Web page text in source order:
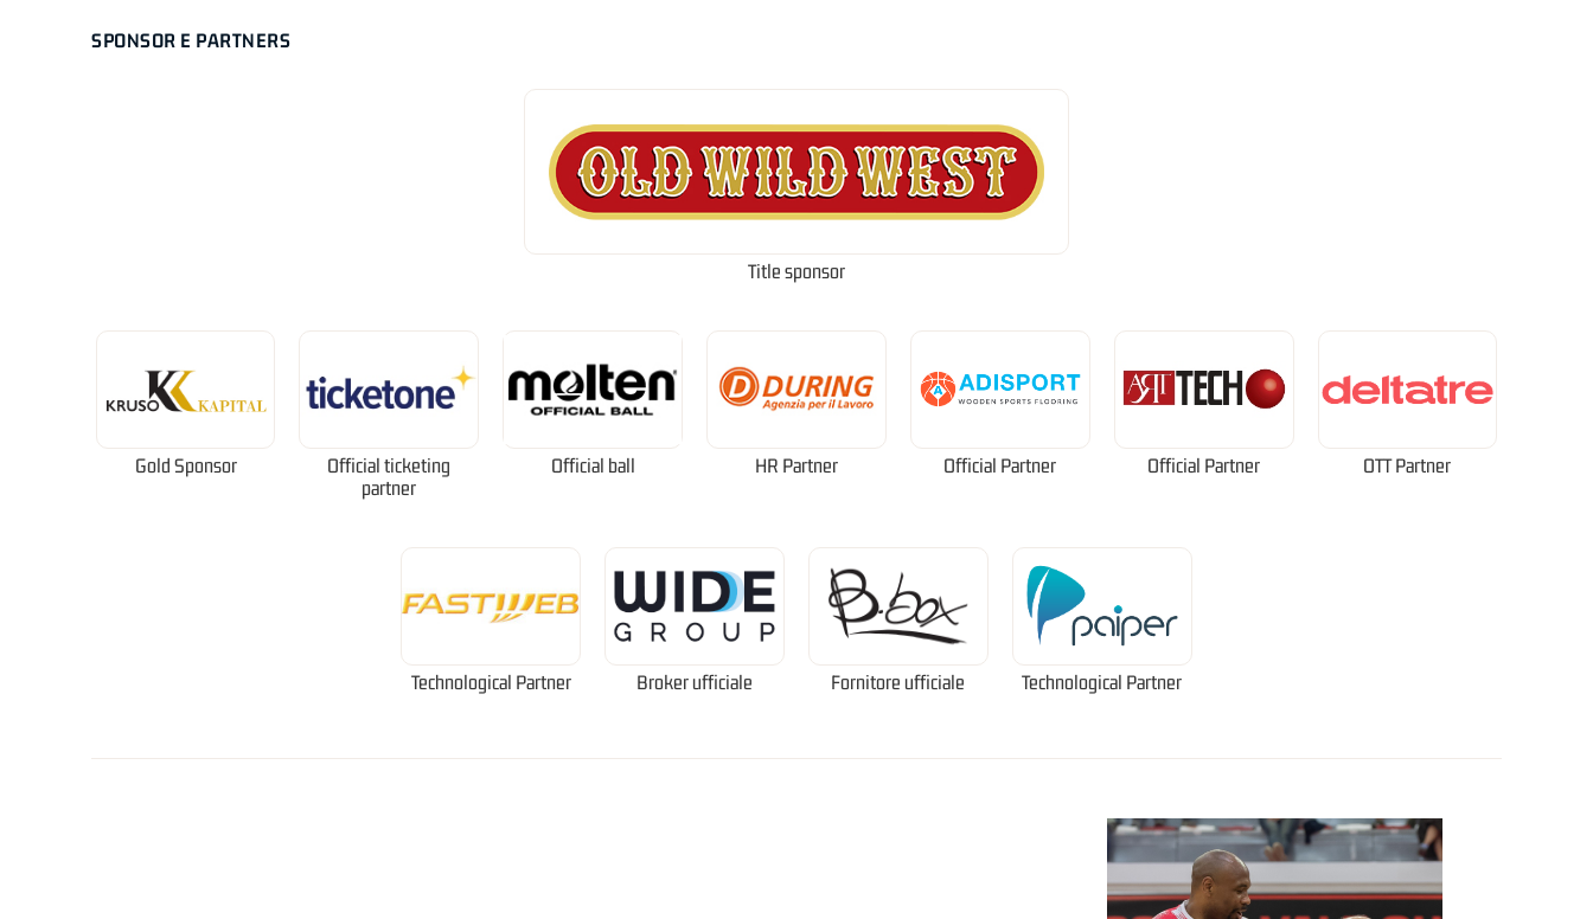
SPONSOR E PARTNERS
Title sponsor
Gold Sponsor
Official ticketing
partner
Official ball HR Partner Official Partner Official Partner OTT Partner
Technological Partner Broker ufficiale Fornitore ufficiale Technological Partner